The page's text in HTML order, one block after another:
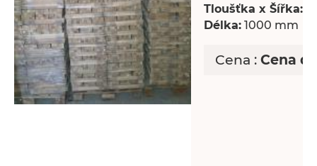
Tloušťka x Šířka:
Délka: 1000 mm
Cena : Cena